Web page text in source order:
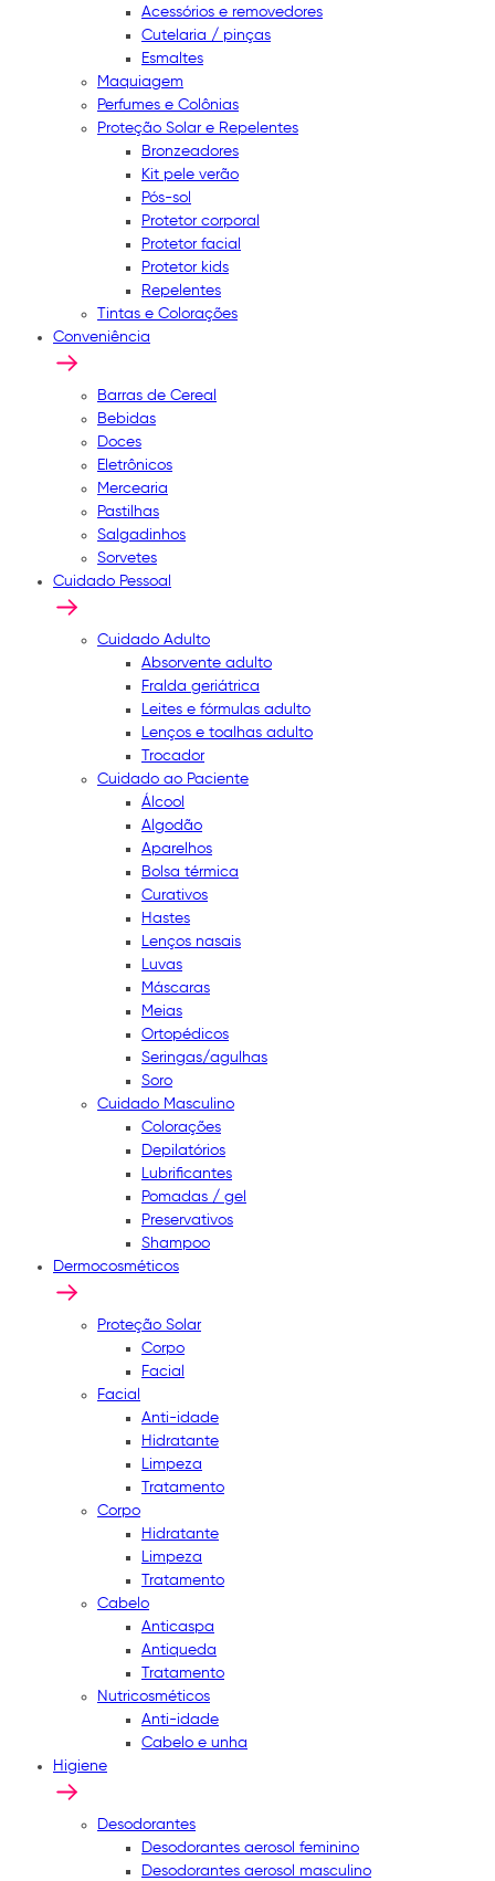
Acessórios e removedores
Cutelaria / pinças
Esmaltes
Maquiagem
Perfumes e Colônias
Proteção Solar e Repelentes
Bronzeadores
Kit pele verão
Pós-sol
Protetor corporal
Protetor facial
Protetor kids
Repelentes
Tintas e Colorações
Conveniência
Barras de Cereal
Bebidas
Doces
Eletrônicos
Mercearia
Pastilhas
Salgadinhos
Sorvetes
Cuidado Pessoal
Cuidado Adulto
Absorvente adulto
Fralda geriátrica
Leites e fórmulas adulto
Lenços e toalhas adulto
Trocador
Cuidado ao Paciente
Álcool
Algodão
Aparelhos
Bolsa térmica
Curativos
Hastes
Lenços nasais
Luvas
Máscaras
Meias
Ortopédicos
Seringas/agulhas
Soro
Cuidado Masculino
Colorações
Depilatórios
Lubrificantes
Pomadas / gel
Preservativos
Shampoo
Dermocosméticos
Proteção Solar
Corpo
Facial
Facial
Anti-idade
Hidratante
Limpeza
Tratamento
Corpo
Hidratante
Limpeza
Tratamento
Cabelo
Anticaspa
Antiqueda
Tratamento
Nutricosméticos
Anti-idade
Cabelo e unha
Higiene
Desodorantes
Desodorantes aerosol feminino
Desodorantes aerosol masculino